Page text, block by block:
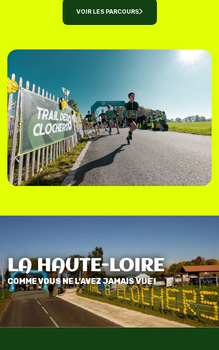
VOIR LES PARCOURS
LA HAUTE-LOIRE
COMME VOUS NE L’AVEZ JAMAIS VUE !